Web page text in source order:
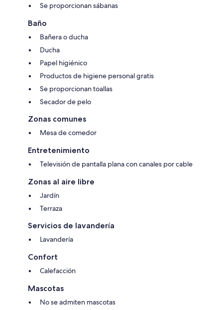
Se proporcionan sábanas
Baño
Bañera o ducha
Ducha
Papel higiénico
Productos de higiene personal gratis
Se proporcionan toallas
Secador de pelo
Zonas comunes
Mesa de comedor
Entretenimiento
Televisión de pantalla plana con canales por cable
Zonas al aire libre
Jardín
Terraza
Servicios de lavandería
Lavandería
Confort
Calefacción
Mascotas
No se admiten mascotas